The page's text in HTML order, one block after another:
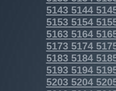
51435144
51535154
51635164
51735174
51835184
51935194
52035204